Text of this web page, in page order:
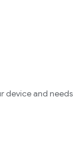
device and needs